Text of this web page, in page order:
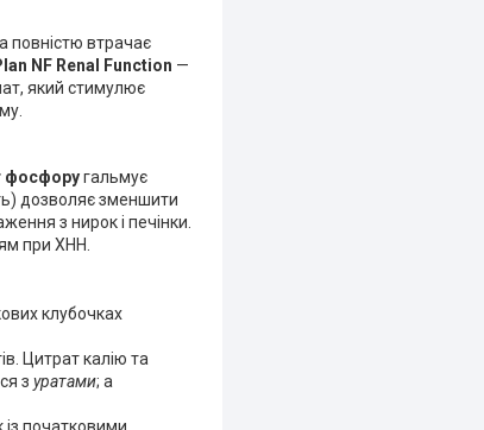
повністю втрачає
NF Renal Function —
який стимулює
фосфоругальмує
дозволяє зменшити
з нирок і печінки.
при ХНН.
клубочках
Цитрат калію та
з уратами; а